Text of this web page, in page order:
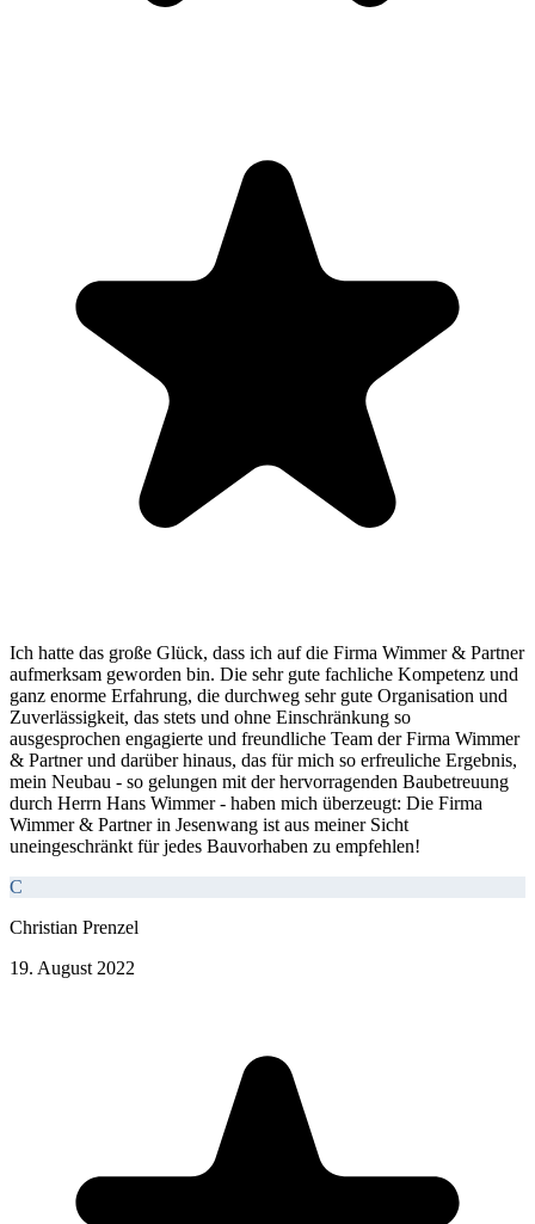
Ich hatte das große Glück, dass ich auf die Firma Wimmer & Partner
aufmerksam geworden bin. Die sehr gute fachliche Kompetenz und
ganz enorme Erfahrung, die durchweg sehr gute Organisation und
Zuverlässigkeit, das stets und ohne Einschränkung so
ausgesprochen engagierte und freundliche Team der Firma Wimmer
& Partner und darüber hinaus, das für mich so erfreuliche Ergebnis,
mein Neubau - so gelungen mit der hervorragenden Baubetreuung
durch Herrn Hans Wimmer - haben mich überzeugt: Die Firma
Wimmer & Partner in Jesenwang ist aus meiner Sicht
uneingeschränkt für jedes Bauvorhaben zu empfehlen!
C
Christian Prenzel
19. August 2022